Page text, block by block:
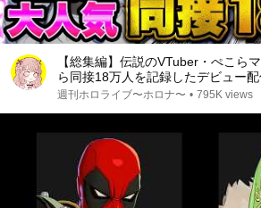
【総集編】伝説のVTuber・ぺこら
ら同接18万人を記録したデビュー
【ホロライブ/切り抜き/爆笑まとめ】
週刊ホロライブ〜ホロナ〜 • 795K views